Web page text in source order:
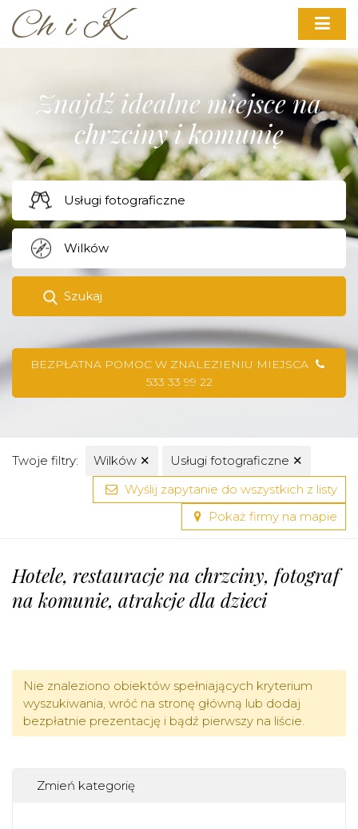
Znajdź idealne miejsce na
chrzciny i komunię
Szukaj
BEZPŁATNA POMOC W ZNALEZIENIU MIEJSCA
533 33 99 22
Twoje filtry: Wilków ✕ Usługi fotograficzne ✕
Wyślij zapytanie do wszystkich z listy
Pokaż firmy na mapie
Hotele, restauracje na chrzciny, fotograf
na komunie, atrakcje dla dzieci
Nie znaleziono obiektów spełniających kryterium
wyszukiwania, wróć na stronę główną lub dodaj
bezpłatnie prezentację i bądź pierwszy na liście.
Zmień kategorię